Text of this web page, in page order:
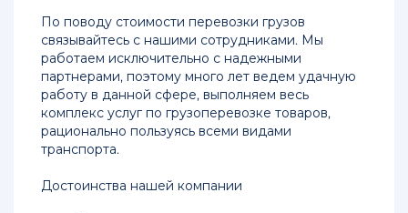
Железнодорожные
перевозки
из
Китая
Доставка
сборных
грузов
из
По поводу стоимости перевозки грузов
связывайтесь с нашими сотрудниками. Мы
работаем исключительно с надежными
партнерами, поэтому много лет ведем удачную
работу в данной сфере, выполняем весь
комплекс услуг по грузоперевозке товаров,
рационально пользуясь всеми видами
транспорта.
Достоинства нашей компании